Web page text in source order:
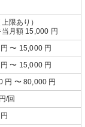
限あり）
月額 15,000 円
〜 15,000 円
〜 15,000 円
円 〜 80,000 円
/回